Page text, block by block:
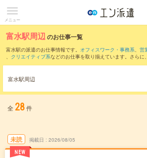
メニュー
富水駅周辺のお仕事一覧
富水駅の派遣のお仕事情報です。 オフィスワーク・事務系、 営
、 クリエイティブ系などのお仕事を取り揃えています。さらに、
また、秦野駅
など近
ただけます。
富水駅周辺
全 28件
未読
NEW
掲載日 2026/08/05